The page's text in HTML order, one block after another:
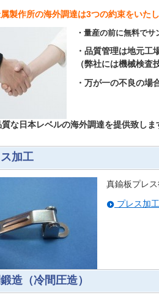
製作所の海外調達は3つの約束をいたし
・量産の前に無料でサ
・品質管理は地元工
（弊社には機械検査
・万が一の不良の場
な日本レベルの海外調達を提供致しま
加工
真鍮板プレス
プレス加
造（冷間圧造）